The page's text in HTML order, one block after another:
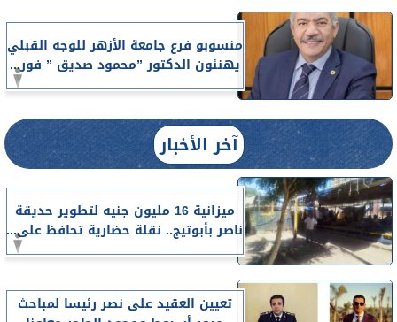
منسوبو فرع جامعة الأزهر للوجه القبلي
يهنئون الدكتور ”محمود صديق ” فور...
آخر الأخبار
ميزانية 16 مليون جنيه لتطوير حديقة
ناصر بأبوتيج.. نقلة حضارية تحافظ على...
تعيين العقيد على نصر رئيسا لمباحث